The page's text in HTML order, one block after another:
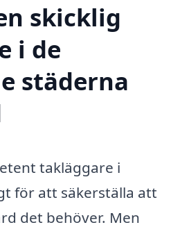
skicklig
i de
städerna
takläggare i
för att säkerställa att
det behöver. Men